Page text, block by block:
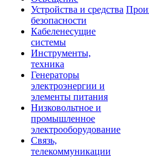
Устройства и средства
безопасности
Кабеленесущие
системы
Инструменты,
техника
Генераторы
электроэнергии и
элементы питания
Низковольтное и
промышленное
электрооборудование
Связь,
телекоммуникации